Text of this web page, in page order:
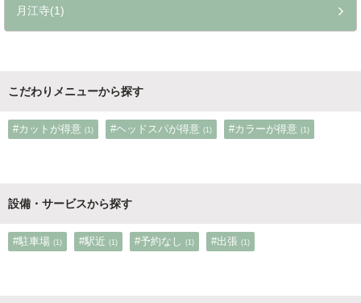
月江寺(1)
こだわりメニューから探す
#カットが得意 (1) #ヘッドスパが得意 (1) #カラーが得意 (1)
設備・サービスから探す
#駐車場 (1) #駅近 (1) #予約なし (1) #出張 (1)